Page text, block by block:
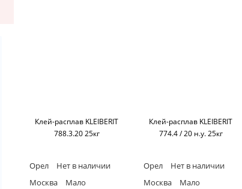
Клей-расплав KLEIBERIT
788.3.20 25кг
Орел
Нет в наличии
Москва
Мало
Клей-расплав KLEIBERIT
774.4 / 20 н.у. 25кг
Орел
Нет в наличии
Москва
Мало